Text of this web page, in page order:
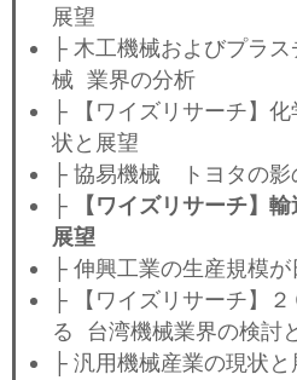
展望
├ 木工機械およびプラ
械 業界の分析
├ 【ワイズリサーチ】
状と展望
├ 協易機械 トヨタの影
├
【ワイズリサーチ】
展望
├ 伸興工業の生産規模
├ 【ワイズリサーチ】
る 台湾機械業界の検討
├ 汎用機械産業の現状と